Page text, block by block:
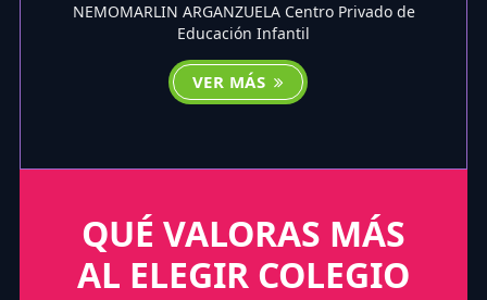
NEMOMARLIN ARGANZUELA Centro Privado de
Educación Infantil
VER MÁS
QUÉ VALORAS MÁS
AL ELEGIR COLEGIO